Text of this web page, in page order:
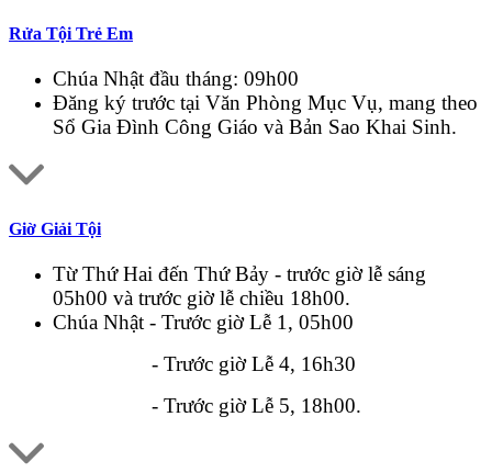
Rửa Tội Trẻ Em
Chúa Nhật đầu tháng: 09h00
Đăng ký trước tại Văn Phòng Mục Vụ, mang theo
Sổ Gia Đình Công Giáo và Bản Sao Khai Sinh.
Giờ Giải Tội
Từ Thứ Hai đến Thứ Bảy - trước giờ lễ sáng
05h00 và trước giờ lễ chiều 18h00.
Chúa Nhật - Trước giờ Lễ 1, 05h00
- Trước giờ Lễ 4, 16h30
- Trước giờ Lễ 5, 18h00.